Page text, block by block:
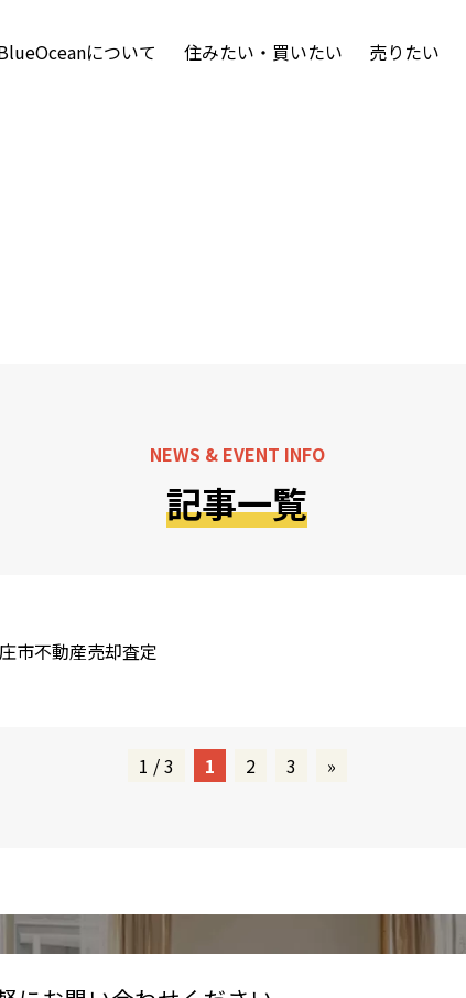
について 住みたい・買いたい 売りたい
NEWS & EVENT INFO
記事一覧
市不動産売却査定
1 / 3 1 2 3 »